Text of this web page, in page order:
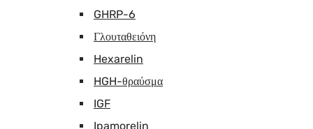
GHRP-6
Γλουταθειόνη
Hexarelin
HGH-θραύσμα
IGF
Ipamorelin